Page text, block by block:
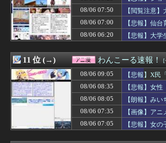
08/06 08:31
【画像】松屋さん、とうと
08/06 08:30
◆Ｊ補強◆岡山、Kリーグ屈
08/06 08:30
「外国人は日本人と同じ生
08/06 08:30
【原神】ドラスパの宝箱の
08/06 08:30
【画像】みい山作者、声優
08/06 08:30
「席を立たずに、わずらわ
08/06 08:29
新婦父の紹介で相手親族の
08/06 08:29
【悲報】逃げ上手の若君、
08/06 08:29
オンワードが貴重品の常時
08/06 08:28
今永昇太、大谷のホームラ
08/06 08:26
【画像あり】AIでキモいモ
【悲報】ショートスリーパ
【悲報】彼女「0.01mm！
08/06 08:25
週刊少年ジャンプさん つ
08/06 07:50
【閲覧注意
08/06 07:00
【悲報】仙
08/06 06:20
【悲報】大
11 位 (→) わんこーる速報！ [
08/06 09:05
【悲報】X
08/06 08:35
【悲報】女
08/06 08:05
【朗報】み
08/06 07:35
【画像】ア
08/06 07:05
【悲報】女